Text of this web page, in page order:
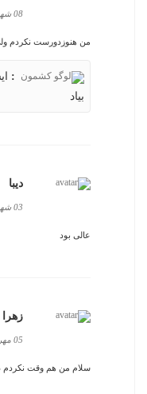
08 شهریور 1398
من هنوزدورست نکردم
:
بیاد
دیبا
03 شهریور 1398
عالی بود
زهرا
05 مهر 1398
سلام من هم وقت نکردم